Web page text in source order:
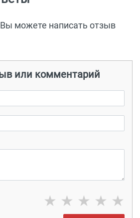
можете написать отзыв
или комментарий
★ ★ ★ ★ ★